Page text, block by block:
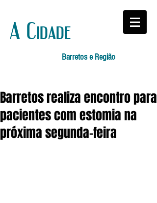
A Cidade
Barretos e Região
Barretos realiza encontro para
pacientes com estomia na
próxima segunda-feira